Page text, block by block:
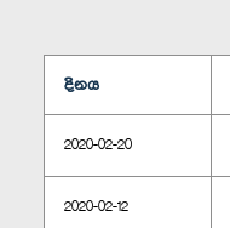
දිනය
2020-02-20
2020-02-12